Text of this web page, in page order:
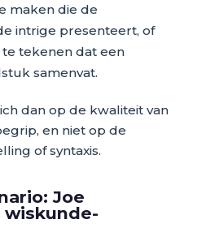
maken die de
intrige presenteert, of
tekenen dat een
samenvat.
dan op de kwaliteit van
en niet op de
of syntaxis.
Joe